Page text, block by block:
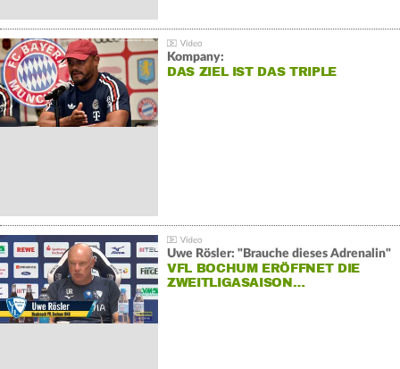
Kompany:
DAS ZIEL IST DAS TRIPLE
Uwe Rösler: "Brauche dieses Adrenalin"
VFL BOCHUM ERÖFFNET DIE
ZWEITLIGASAISON…